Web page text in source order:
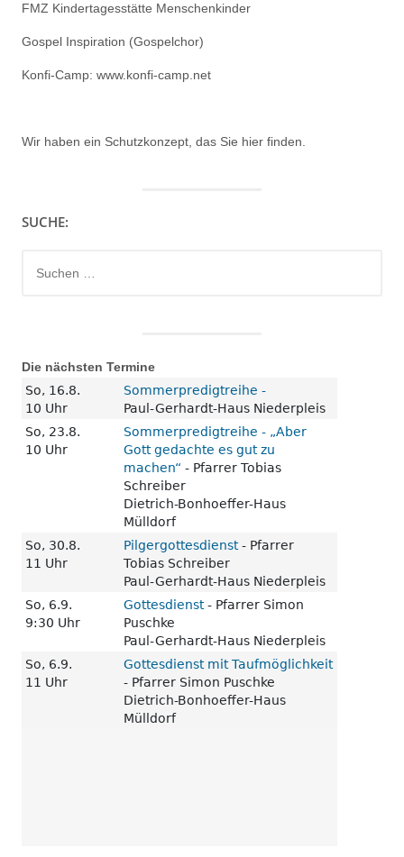
FMZ Kindertagesstätte Menschenkinder
Gospel Inspiration (Gospelchor)
Konfi-Camp: www.konfi-camp.net
Wir haben ein Schutzkonzept, das Sie hier finden.
SUCHE:
nach:
Die nächsten Termine